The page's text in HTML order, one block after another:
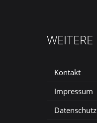
Kontakt
Impressum
Datenschutz